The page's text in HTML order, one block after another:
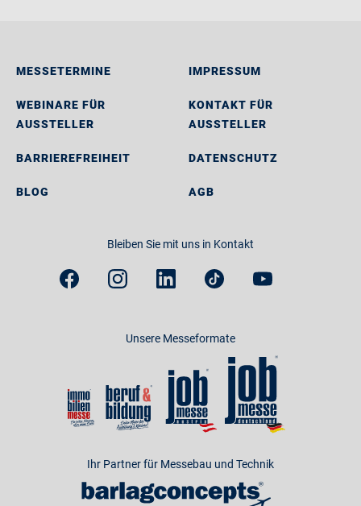
MESSETERMINE
WEBINARE FÜR
AUSSTELLER
BARRIEREFREIHEIT
BLOG
IMPRESSUM
KONTAKT FÜR
AUSSTELLER
DATENSCHUTZ
AGB
Bleiben Sie mit uns in Kontakt
Unsere Messeformate
Ihr Partner für Messebau und Technik